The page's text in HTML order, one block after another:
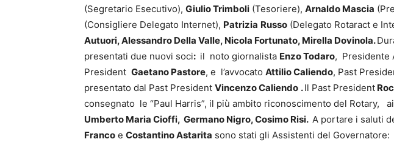
(Segretario Esecutivo), Giulio Trimboli (Tesoriere), Arnaldo Mascia
(Consigliere Delegato Internet), Patrizia Russo (Delegato Rotaract e
Autuori, Alessandro Della Valle, Nicola Fortunato, Mirella Dovinola.
presentati due nuovi soci: il noto giornalista Enzo Todaro, Presidente
President Gaetano Pastore, e l’avvocato Attilio Caliendo, Past
presentato dal Past President Vincenzo Caliendo .Il Past President
consegnato le “Paul Harris”, il più ambito riconoscimento del Rotary,
Umberto Maria Cioffi, Germano Nigro, Cosimo Risi. A portare i saluti
Franco e Costantino Astarita sono stati gli Assistenti del